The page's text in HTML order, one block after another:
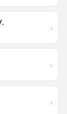
›
›
›